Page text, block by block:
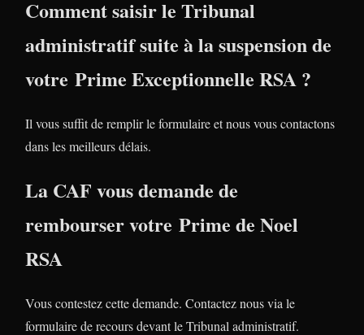
Comment saisir le Tribunal
administratif suite à la suspension de
votre Prime Exceptionnelle RSA ?
Il vous suffit de remplir le formulaire et nous vous contactons
dans les meilleurs délais.
La CAF vous demande de
rembourser votre Prime de Noel
RSA
Vous contestez cette demande. Contactez nous via le
formulaire de recours devant le Tribunal administratif.